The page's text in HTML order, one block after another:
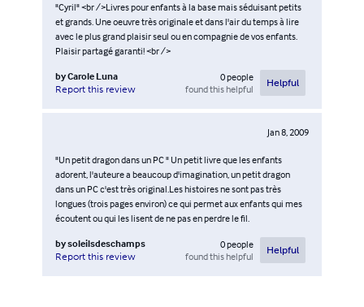
"Cyril" <br />Livres pour enfants à la base mais séduisant petits
et grands. Une oeuvre très originale et dans l'air du temps à lire
avec le plus grand plaisir seul ou en compagnie de vos enfants.
Plaisir partagé garanti! <br />
byCarole Luna
Report this review
0people
found this helpful
Helpful
Jan 8, 2009
"Un petit dragon dans un PC " Un petit livre que les enfants
adorent, l'auteure a beaucoup d'imagination, un petit dragon
dans un PC c'est très original.Les histoires ne sont pas très
longues (trois pages environ) ce qui permet aux enfants qui mes
écoutent ou qui les lisent de ne pas en perdre le fil.
bysoleilsdeschamps
Report this review
0people
found this helpful
Helpful